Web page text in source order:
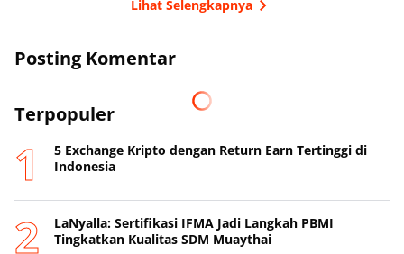
Lihat Selengkapnya
Posting Komentar
Terpopuler
5 Exchange Kripto dengan Return Earn Tertinggi di
Indonesia
LaNyalla: Sertifikasi IFMA Jadi Langkah PBMI
Tingkatkan Kualitas SDM Muaythai